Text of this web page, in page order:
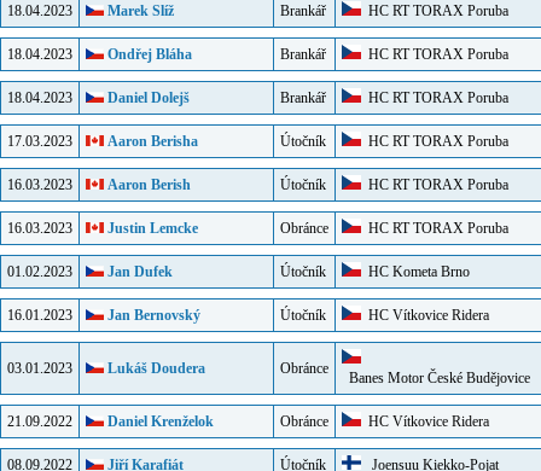
18.04.2023 Marek Slíž Brankář HC RT TORAX Poruba
18.04.2023 Ondřej Bláha Brankář HC RT TORAX Poruba
18.04.2023 Daniel Dolejš Brankář HC RT TORAX Poruba
17.03.2023 Aaron Berisha Útočník HC RT TORAX Poruba
16.03.2023 Aaron Berish Útočník HC RT TORAX Poruba
16.03.2023 Justin Lemcke Obránce HC RT TORAX Poruba
01.02.2023 Jan Dufek Útočník HC Kometa Brno
16.01.2023 Jan Bernovský Útočník HC Vítkovice Ridera
03.01.2023 Lukáš Doudera Obránce
Banes Motor České Budějovice
21.09.2022 Daniel Krenželok Obránce HC Vítkovice Ridera
08.09.2022 Jiří Karafiát Útočník Joensuu Kiekko-Pojat